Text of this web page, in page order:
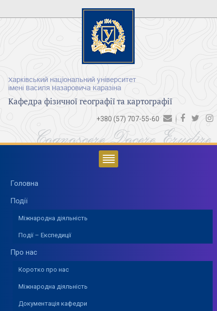
Харківський національний університет
імені Василя Назаровича Каразіна
Кафедра фізичної географії та картографії
+380 (57) 707-55-60
Cognoscere Docere Erudire
Головна
Події
Міжнародна діяльність
Події – Експедиції
Про нас
Коротко про нас
Міжнародна діяльність
Документація кафедри